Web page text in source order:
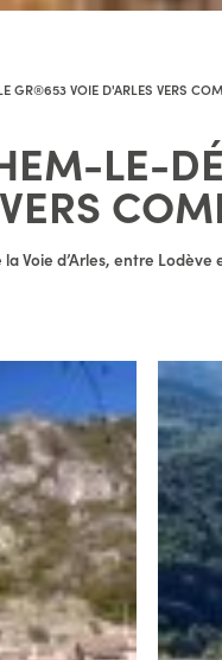
GR®653 VOIE D'ARLES VERS
LE-
Voie d’Arles, entre